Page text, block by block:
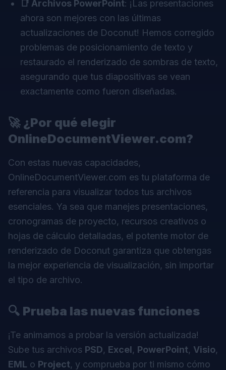
📑 Archivos PowerPoint: ¡Las presentaciones
ahora son mejores con las últimas
actualizaciones de Doconut! Hemos corregido
problemas de posicionamiento de texto y
restaurado el renderizado de sombras de texto,
asegurando que tus diapositivas se vean
exactamente como fueron diseñadas.
🚀 ¿Por qué elegir
OnlineDocumentViewer.com?
Con estas nuevas capacidades,
OnlineDocumentViewer.com es tu plataforma de
referencia para visualizar todos tus archivos
esenciales. Ya sea que manejes presentaciones,
cronogramas de proyecto, recursos creativos o
hojas de cálculo detalladas, el potente motor de
renderizado de Doconut garantiza que obtengas
la mejor experiencia de visualización, sin importar
el tipo de archivo.
🔍 Prueba las nuevas funciones
¡Te animamos a probar la versión actualizada!
Sube tus archivos PSD, Excel, PowerPoint, Visio,
EML o Project, y comprueba por ti mismo cómo